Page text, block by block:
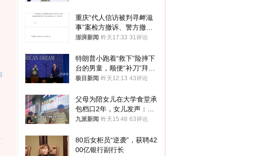
重庆“代人信访被判寻衅滋
事”案检方撤诉、警方撤
案，两被告人获国赔
澎湃新闻 昨天17:33 31评论
特朗普小跑着“救下”险摔下
台的男童，顺便“补刀”拜
登：“我可不想他像拜登一
极目新闻 昨天12:13 43评论
父母为陪女儿在大学食堂承
包档口2年，女儿发声：初
衷是为了陪伴，毕业后将不
九派新闻 昨天15:48 63评论
80后女柜员“逆袭”，获聘42
00亿银行副行长